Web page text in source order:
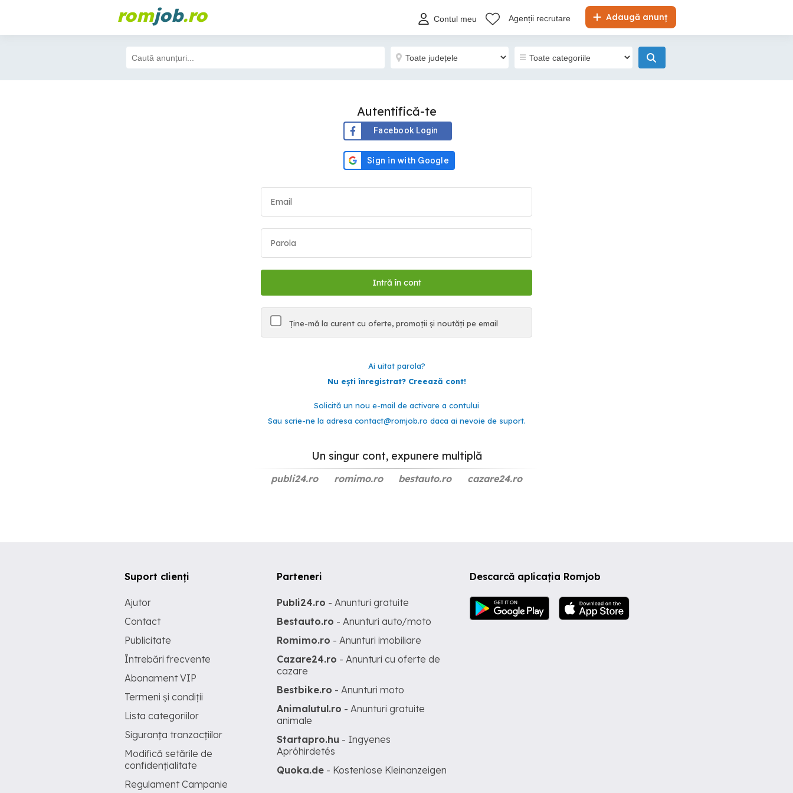
romjob.ro Adaugă anunț
Contul meu Agenții recrutare
Autentifică-te
Facebook Login
Ține-mă la curent cu oferte, promoții și noutăți pe email
Ai uitat parola?
Nu ești înregistrat? Creează cont!
Solicită un nou e-mail de activare a contului
Sau scrie-ne la adresa contact@romjob.ro daca ai nevoie de suport.
Un singur cont, expunere multiplă
publi24.ro romimo.ro bestauto.ro cazare24.ro
Descarcă aplicația Romjob
Suport clienți
Ajutor
Contact
Publicitate
Întrebări frecvente
Abonament VIP
Termeni și condiții
Lista categoriilor
Siguranța tranzacțiilor
Modifică setările de
confidențialitate
Regulament Campanie
Parteneri
Publi24.ro - Anunturi gratuite
Bestauto.ro - Anunturi auto/moto
Romimo.ro - Anunturi imobiliare
Cazare24.ro - Anunturi cu oferte de
cazare
Bestbike.ro - Anunturi moto
Animalutul.ro - Anunturi gratuite
animale
Startapro.hu - Ingyenes
Apróhirdetés
Quoka.de - Kostenlose Kleinanzeigen